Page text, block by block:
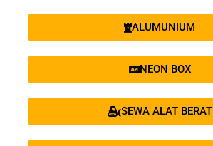
ALUMUNIUM
NEON BOX
SEWA ALAT BERAT